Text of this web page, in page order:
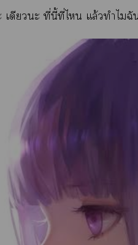
เดียวะ ที่นี้ที่ไ แล้วทำไมฉั